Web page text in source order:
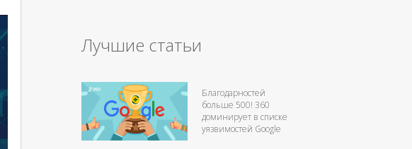
Лучшие статьи
Благодарностей
больше 500! 360
доминирует в списке
уязвимостей Google